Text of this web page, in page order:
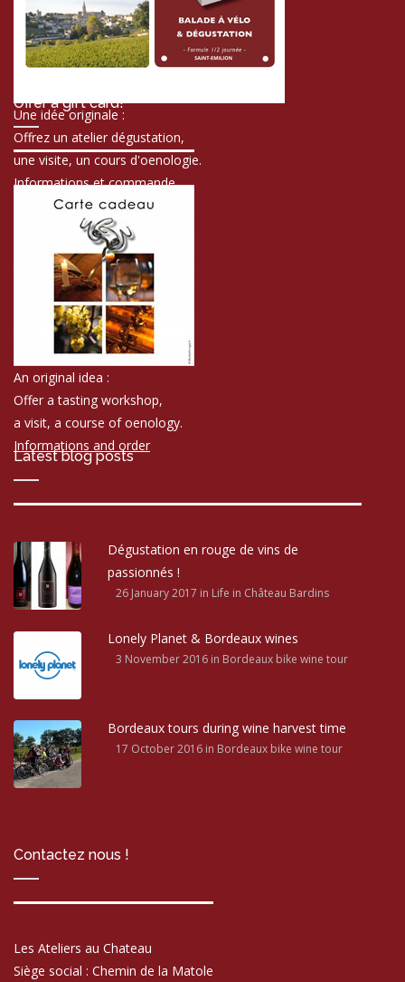
Une idée originale :
Offrez un atelier dégustation,
une visite, un cours d'oenologie.
Informations et commande
Offer a gift card!
An original idea :
Offer a tasting workshop,
a visit, a course of oenology.
Informations and order
Latest blog posts
Dégustation en rouge de vins de
passionnés !
26 January 2017 in Life in Château Bardins
Lonely Planet & Bordeaux wines
3 November 2016in Bordeaux bike wine tour
Bordeaux tours during wine harvest time
17 October 2016in Bordeaux bike wine tour
Contactez nous !
Les Ateliers au Chateau
Siège social : Chemin de la Matole